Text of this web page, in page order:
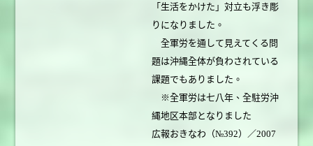
「生活をかけた」対立も浮き彫
りになりました。
全軍労を通して見えてくる問
題は沖縄全体が負わされている
課題でもありました。
※全軍労は七八年、全駐労沖
縄地区本部となりました
広報おきなわ（№392）／2007